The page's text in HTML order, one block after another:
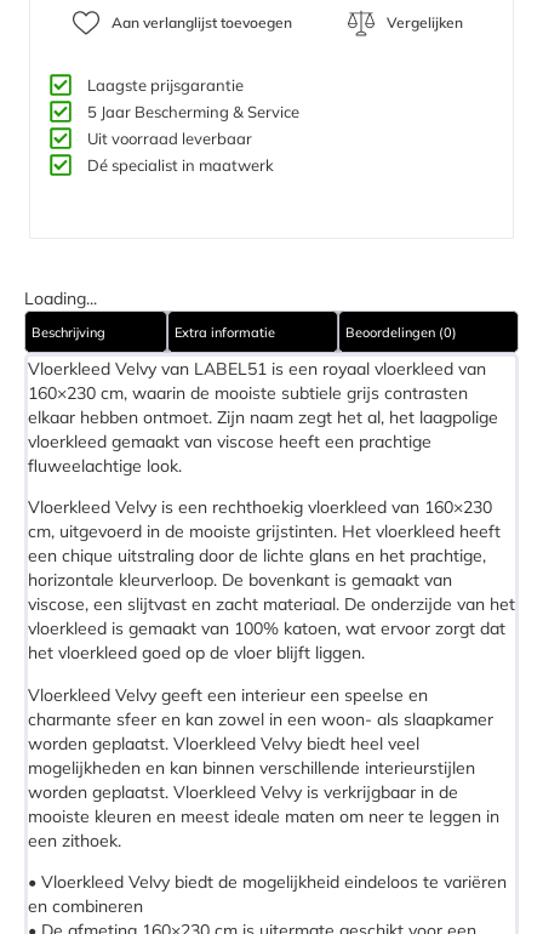
Aan verlanglijst toevoegen Vergelijken
Laagste prijsgarantie
5 Jaar Bescherming & Service​
Uit voorraad leverbaar
Dé specialist in maatwerk
Loading...
Beschrijving Extra informatie Beoordelingen (0)
Vloerkleed Velvy van LABEL51 is een royaal vloerkleed van
160×230 cm, waarin de mooiste subtiele grijs contrasten
elkaar hebben ontmoet. Zijn naam zegt het al, het laagpolige
vloerkleed gemaakt van viscose heeft een prachtige
fluweelachtige look.
Vloerkleed Velvy is een rechthoekig vloerkleed van 160×230
cm, uitgevoerd in de mooiste grijstinten. Het vloerkleed heeft
een chique uitstraling door de lichte glans en het prachtige,
horizontale kleurverloop. De bovenkant is gemaakt van
viscose, een slijtvast en zacht materiaal. De onderzijde van het
vloerkleed is gemaakt van 100% katoen, wat ervoor zorgt dat
het vloerkleed goed op de vloer blijft liggen.
Vloerkleed Velvy geeft een interieur een speelse en
charmante sfeer en kan zowel in een woon- als slaapkamer
worden geplaatst. Vloerkleed Velvy biedt heel veel
mogelijkheden en kan binnen verschillende interieurstijlen
worden geplaatst. Vloerkleed Velvy is verkrijgbaar in de
mooiste kleuren en meest ideale maten om neer te leggen in
een zithoek.
• Vloerkleed Velvy biedt de mogelijkheid eindeloos te variëren
en combineren